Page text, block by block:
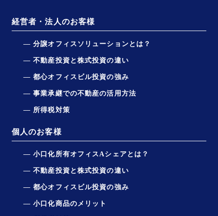
経営者・法人のお客様
分譲オフィスソリューションとは？
不動産投資と株式投資の違い
都心オフィスビル投資の強み
事業承継での不動産の活用方法
所得税対策
個人のお客様
小口化所有オフィスAシェアとは？
不動産投資と株式投資の違い
都心オフィスビル投資の強み
小口化商品のメリット